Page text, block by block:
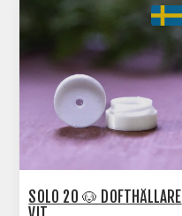
SOLO 20 🐶 DOFTHÅLLARE